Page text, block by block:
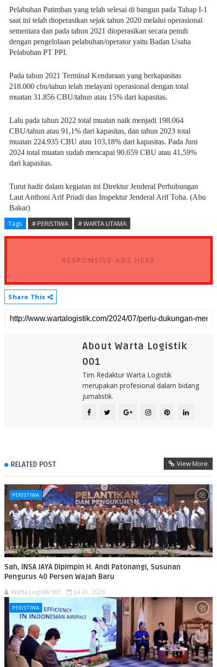
Pelabuhan Patimban yang telah selesai di bangun pada Tahap I-1
saat ini telah dioperasikan sejak tahun 2020 melalui operasional
sementara dan pada tahun 2021 dioperasikan secara penuh
dengan pengelolaan pelabuhan/operator yaitu Badan Usaha
Pelabuhan PT PPI.
Pada tahun 2021 Terminal Kendaraan yang berkapasitas
218.000 cbu/tahun telah melayani operasional dengan total
muatan 31.856 CBU/tahun atau 15% dari kapasitas.
Lalu pada tahun 2022 total muatan naik menjadi 198.064
CBU/tahun atau 91,1% dari kapasitas, dan tahun 2023 total
muatan 224.935 CBU atau 103,18% dari kapasitas. Pada Juni
2024 total muatan sudah mencapai 90.659 CBU atau 41,59%
dari kapasitas.
Turut hadir dalam kegiatan ini Direktur Jenderal Perhubungan
Laut Anthoni Arif Priadi dan Inspektur Jenderal Arif Toha. (Abu
Bakar)
Tags # PERISTIWA # WARTA UTAMA
RESPONSIVE ADS HERE
Share This
About Warta Logistik
001
Tim Redaktur Warta Logistik
merupakan profesional dalam bidang
jurnalistik.
RELATED POST View More
PERISTIWA
Sah, INSA JAYA Dipimpin H. Andi Patonangi, Susunan
Pengurus 40 Persen Wajah Baru
Warta Logistik 001 Jul 31, 2026
PERISTIWA